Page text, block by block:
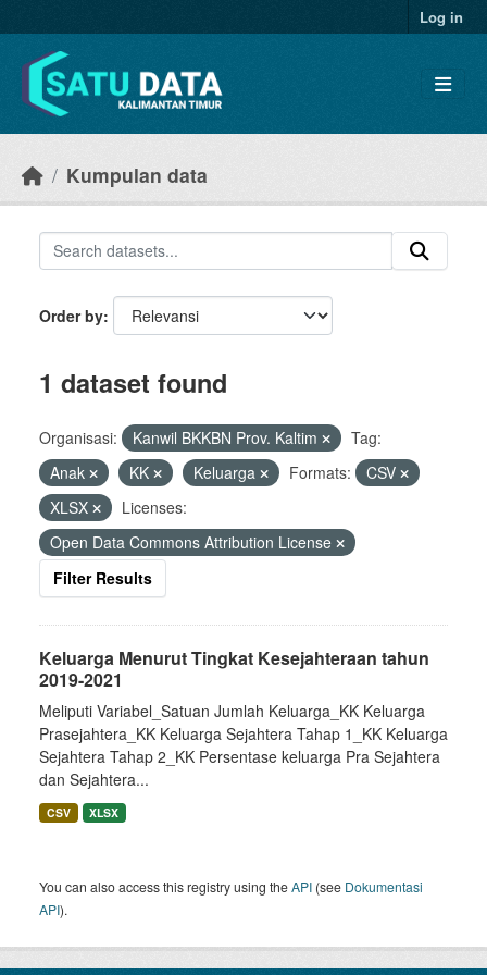
Log in
Kumpulan data
Order by
1 dataset found
Organisasi: Kanwil BKKBN Prov. Kaltim
Tag:
Anak
KK Keluarga Formats:
CSV
XLSX
Licenses:
Open Data Commons Attribution License
Filter Results
Keluarga Menurut Tingkat Kesejahteraan tahun
2019-2021
Meliputi Variabel_Satuan Jumlah Keluarga_KK Keluarga
Prasejahtera_KK Keluarga Sejahtera Tahap 1_KK Keluarga
Sejahtera Tahap 2_KK Persentase keluarga Pra Sejahtera
dan Sejahtera...
CSV XLSX
You can also access this registry using theAPI (see Dokumentasi
API).